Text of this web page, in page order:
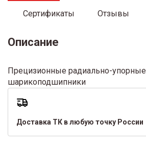
Сертификаты Отзывы
Описание
Прецизионные радиально-упорные
шарикоподшипники
Доставка ТК в любую точку России